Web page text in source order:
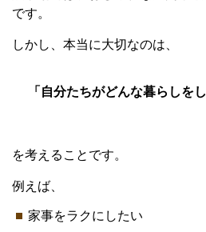
です。
しかし、本当に大切なのは、
「自分たちがどんな暮らしを
を考えることです。
例えば、
家事をラクにしたい